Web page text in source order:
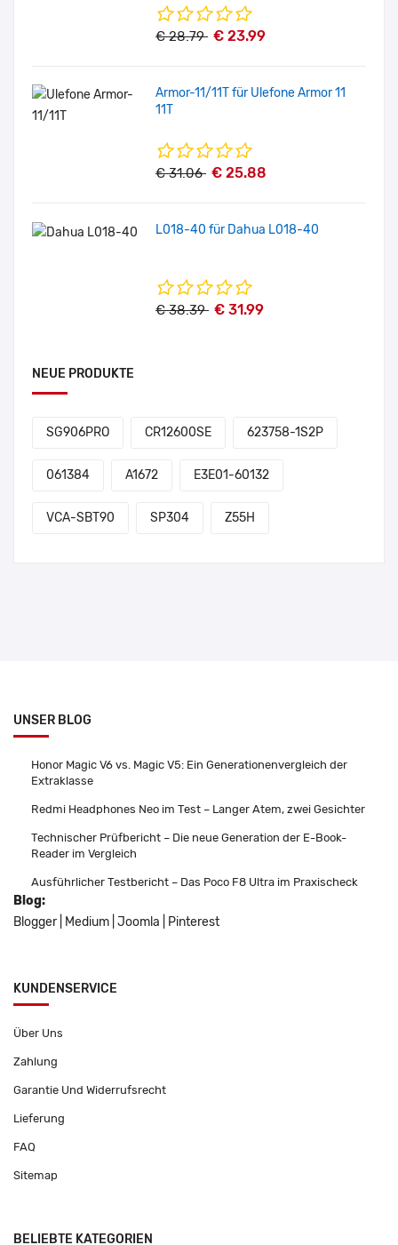
€ 28.79 € 23.99
Armor-11/11T für Ulefone Armor 11
11T
€ 31.06 € 25.88
L018-40 für Dahua L018-40
€ 38.39 € 31.99
NEUE PRODUKTE
SG906PRO CR12600SE 623758-1S2P
061384 A1672 E3E01-60132
VCA-SBT90 SP304 Z55H
UNSER BLOG
Honor Magic V6 vs. Magic V5: Ein Generationenvergleich der
Extraklasse
Redmi Headphones Neo im Test – Langer Atem, zwei Gesichter
Technischer Prüfbericht – Die neue Generation der E-Book-
Reader im Vergleich
Ausführlicher Testbericht – Das Poco F8 Ultra im Praxischeck
Blog:
Blogger
Medium Joomla Pinterest
KUNDENSERVICE
Über Uns
Zahlung
Garantie Und Widerrufsrecht
Lieferung
FAQ
Sitemap
BELIEBTE KATEGORIEN